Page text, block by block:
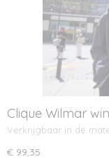
Clique Wilmar
Verkrijgbaar in de
€ 99,35